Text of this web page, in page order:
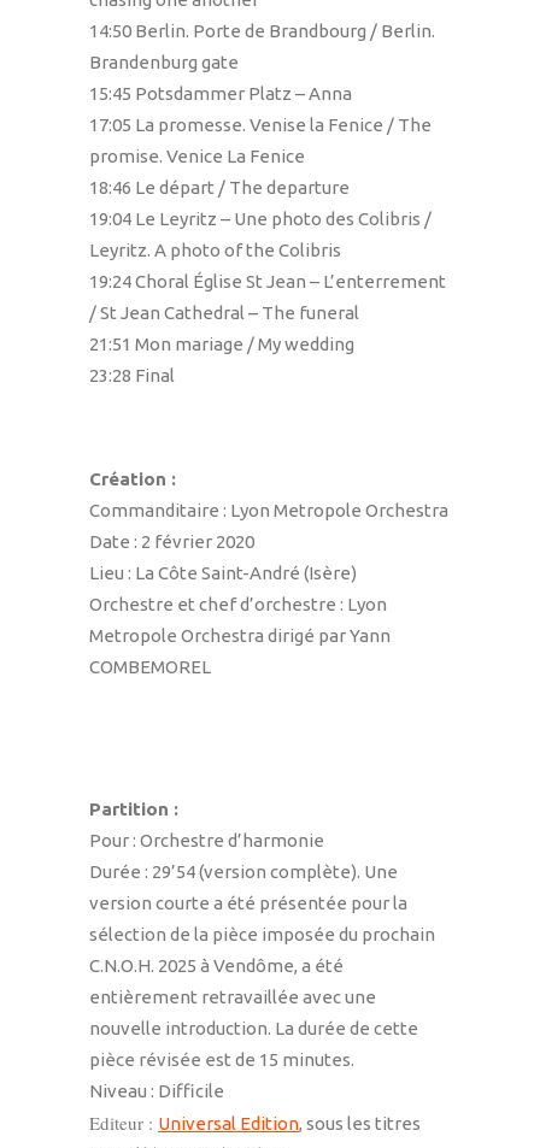
14:50 Berlin. Porte de Brandbourg / Berlin.
Brandenburg gate
15:45 Potsdammer Platz – Anna
17:05 La promesse. Venise la Fenice / The
promise. Venice La Fenice
18:46 Le départ / The departure
19:04 Le Leyritz – Une photo des Colibris /
Leyritz. A photo of the Colibris
19:24 Choral Église St Jean – L’enterrement
/ St Jean Cathedral – The funeral
21:51 Mon mariage / My wedding
23:28 Final
Création :
Commanditaire : Lyon Metropole Orchestra
Date : 2 février 2020
Lieu : La Côte Saint-André (Isère)
Orchestre et chef d’orchestre : Lyon
Metropole Orchestra dirigé par Yann
COMBEMOREL
Partition :
Pour : Orchestre d’harmonie
Durée : 29’54 (version complète). Une
version courte a été présentée pour la
sélection de la pièce imposée du prochain
C.N.O.H. 2025 à Vendôme, a été
entièrement retravaillée avec une
nouvelle introduction. La durée de cette
pièce révisée est de 15 minutes.
Niveau : Difficile
Editeur : Universal Edition, sous les titres